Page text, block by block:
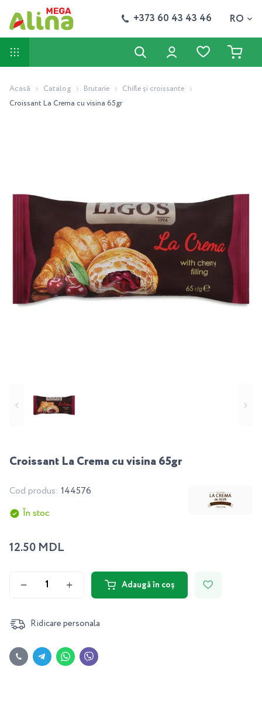
+373 60 43 43 46 RO
Acasă Catalog Brutarie
Chifle și croissante
Croissant La Crema cu visina 65gr
Croissant La Crema cu visina 65gr
Cod produs: 144576
În stoc
12.50 MDL
Adaugă în coș
Ridicare personala